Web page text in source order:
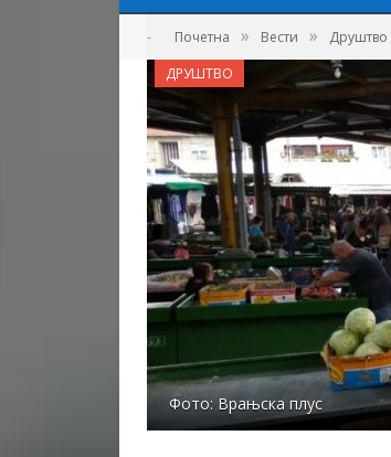
- Почетна » Вести » Друштво
Фото: Врањска плус
ДРУШТВО